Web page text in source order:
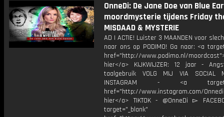
OnneDi: De Jane Doe van Blue
moordmysterie tijdens Friday
MISDAAD & MYSTERIE
AD | ACTIE! Luister 3 MAANDEN voor
naar ons op PODIMO! Ga naar: <a
href="http://www.podimo.nl/
hier</a> KIJKWIJZER: 12 jaar -
taalgebruik VOLG MIJ VIA SOCIAL
INSTAGRAM - <a
href="http://www.instagram.com/
hier</a> TIKTOK - @OnneDi ▻
target="_blank"